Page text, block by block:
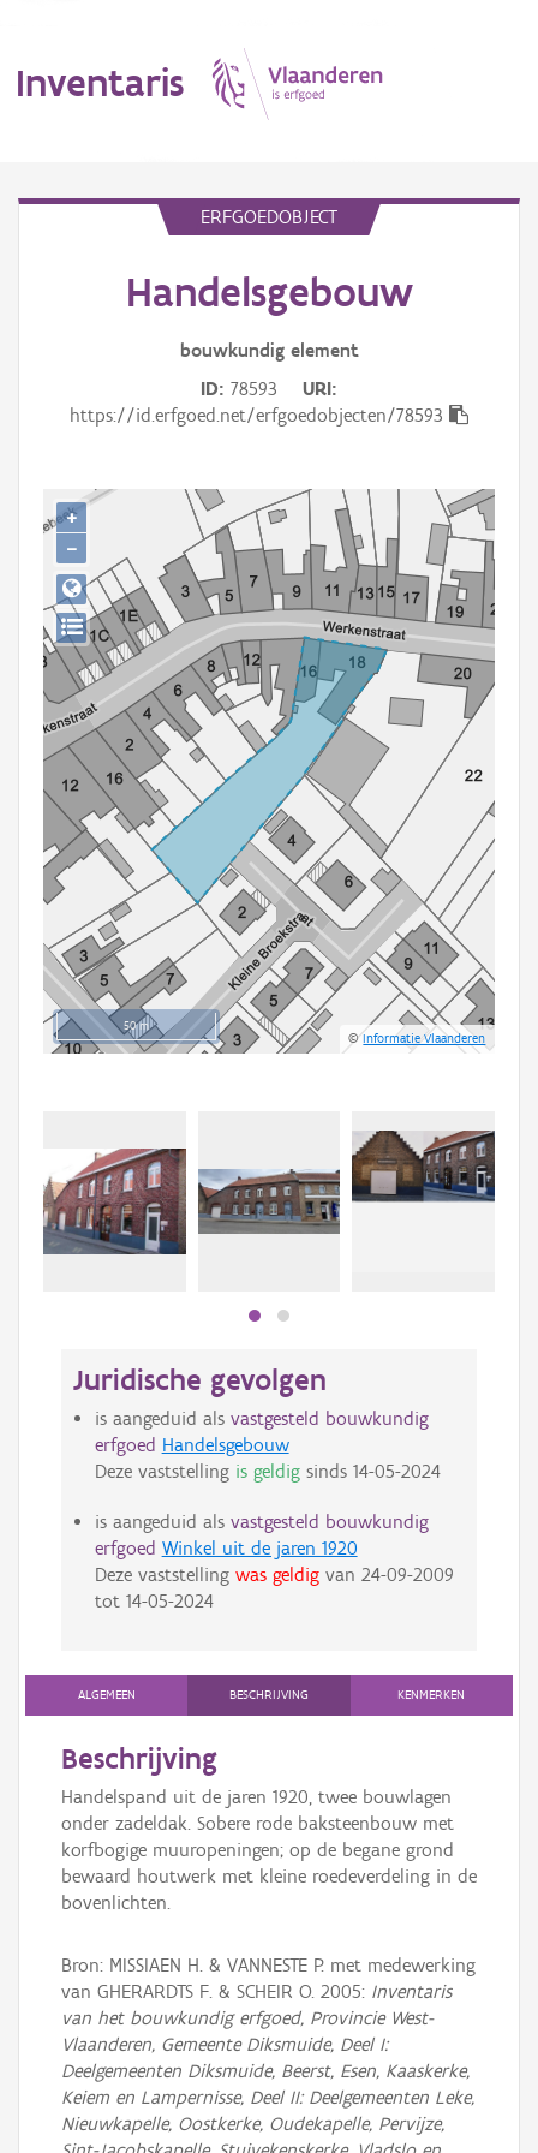
Inventaris
Gebeurtenis
Persoon of collectief
Downloads
Hergebruik
Aanmelden
ERFGOEDOBJECT
Handelsgebouw
bouwkundig element
ID 78593
URI
https://id.erfgoed.net/erfgoedobjecten/78593
50 m
©Informatie Vlaanderen
+
−
Juridische gevolgen
is aangeduid als vastgesteld bouwkundig
erfgoed Handelsgebouw
Deze vaststelling is geldigsinds 14-05-2024
is aangeduid als vastgesteld bouwkundig
erfgoed Winkel uit de jaren 1920
Deze vaststelling was geldigvan 24-09-2009
tot 14-05-2024
ALGEMEEN BESCHRIJVING KENMERKEN
Beschrijving
Handelspand uit de jaren 1920, twee bouwlagen
onder zadeldak. Sobere rode baksteenbouw met
korfbogige muuropeningen; op de begane grond
bewaard houtwerk met kleine roedeverdeling in de
bovenlichten.
Bron: MISSIAEN H. & VANNESTE P. met medewerking
van GHERARDTS F. & SCHEIR O. 2005: Inventaris
van het bouwkundig erfgoed, Provincie West-
Vlaanderen, Gemeente Diksmuide, Deel I:
Deelgemeenten Diksmuide, Beerst, Esen, Kaaskerke,
Keiem en Lampernisse, Deel II: Deelgemeenten Leke,
Nieuwkapelle, Oostkerke, Oudekapelle, Pervijze,